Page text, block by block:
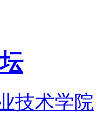
技术学院